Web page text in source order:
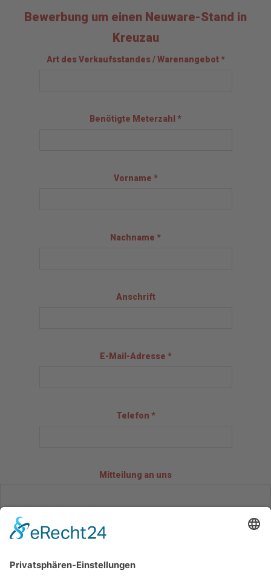
Bewerbung um einen Neuware-Stand in
Kreuzau
Art des Verkaufsstandes / Warenangebot *
Benötigte Meterzahl *
Vorname *
Nachname *
Anschrift
E-Mail-Adresse *
Telefon *
Mitteilung an uns